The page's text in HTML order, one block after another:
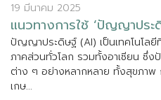
19 มีนาคม 2025
แนวทางการใช ‘ปญญาประ
ปญญาประดษฐ (AI) เปนเทคโนโลย
ภาคสวนทวโลก รวมทงอาเซยน ซงป
ตาง ๆ อยางหลากหลาย ทงสขภาพ
เกษ...